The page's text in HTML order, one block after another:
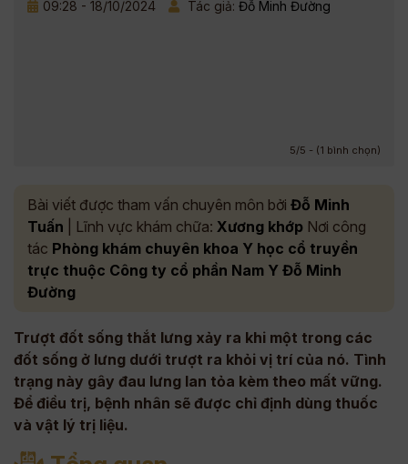
09:28 - 18/10/2024 Tác giả: Đỗ Minh Đường
5/5 - (1 bình chọn)
Bài viết được tham vấn chuyên môn bởi Đỗ Minh
Tuấn | Lĩnh vực khám chữa: Xương khớp Nơi công
tác Phòng khám chuyên khoa Y học cổ truyền
trực thuộc Công ty cổ phần Nam Y Đỗ Minh
Đường
Trượt đốt sống thắt lưng xảy ra khi một trong các
đốt sống ở lưng dưới trượt ra khỏi vị trí của nó. Tình
trạng này gây đau lưng lan tỏa kèm theo mất vững.
Để điều trị, bệnh nhân sẽ được chỉ định dùng thuốc
và vật lý trị liệu.